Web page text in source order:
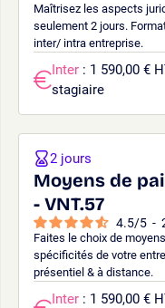
Maîtrisez les aspects
seulement 2 jours.
inter/ intra entreprise.
Inter : 1 590,00 €
stagiaire
Moyens de
- VNT.57
4.5/5 -
Faites le choix de
spécificités de votre
présentiel & à distance.
2 jours
Inter : 1 590,00 €